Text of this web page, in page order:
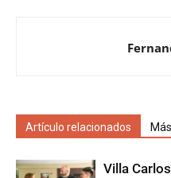
Artículo relacionados
Villa